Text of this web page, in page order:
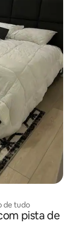
de tudo
pista de